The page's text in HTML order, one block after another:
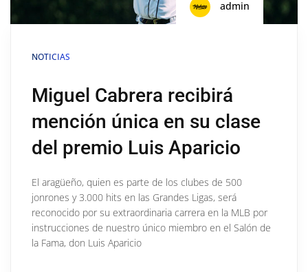
admin
NOTICIAS
Miguel Cabrera recibirá
mención única en su clase
del premio Luis Aparicio
El aragüeño, quien es parte de los clubes de 500
jonrones y 3.000 hits en las Grandes Ligas, será
reconocido por su extraordinaria carrera en la MLB por
instrucciones de nuestro único miembro en el Salón de
la Fama, don Luis Aparicio